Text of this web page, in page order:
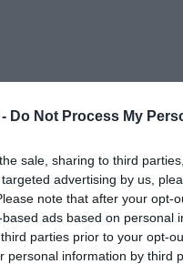
Do Not Process My
sale, sharing to third
advertising by us,
note that after your opt-
ads based on personal
parties prior to your opt-
personal information by third